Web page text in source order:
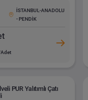
İSTANBUL-ANADOLU
- PENDİK
PUR Yalıtımlı Çatı